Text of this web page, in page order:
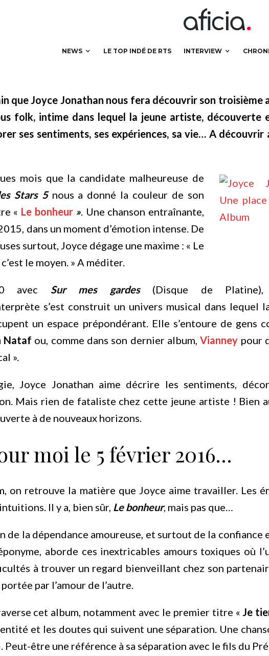
NEWS LE TOP INDÉ DE RTS INTERVIEW
de Joyce Jonathan…
que Joyce Jonathan nous fera découvrir son troisième
folk, intime dans lequel la jeune artiste, découverte
ses sentiments, ses expériences, sa vie… A découvrir
mois que la candidate malheureuse de
Stars 5nous a donné la couleur de son
« Le bonheur ». Une chanson entraînante,
dans un moment d’émotion intense. De
surtout, Joyce dégage une maxime : « Le
le moyen. » A méditer.
avec Sur mes gardes
(Disque de
s’est construit un univers musical dans lequel
un espace prépondérant. Elle s’entoure de gens
Nataf ou, comme dans son dernier album,Vianney pour
».
Joyce Jonathan aime décrire les sentiments,
Mais rien de fataliste chez cette jeune artiste ! Bien
à de nouveaux horizons.
moi le 5 février 2016…
on retrouve la matière que Joyce aime travailler. Les
Il y a, bien sûr, Le bonheur, mais pas que…
de la dépendance amoureuse, et surtout de la confiance
aborde ces inextricables amours toxiques où
à trouver un regard bienveillant chez son
par l’amour de l’autre.
cet album, notamment avec le premier titre « Je
et les doutes qui suivent une séparation. Une
. Peut-être une référence à sa séparation avec le fils du